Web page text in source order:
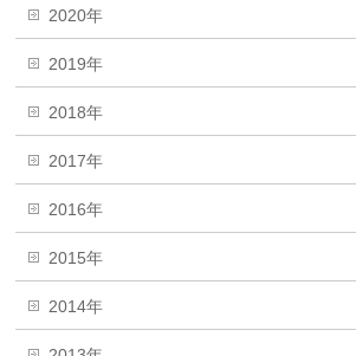
2020年
2019年
2018年
2017年
2016年
2015年
2014年